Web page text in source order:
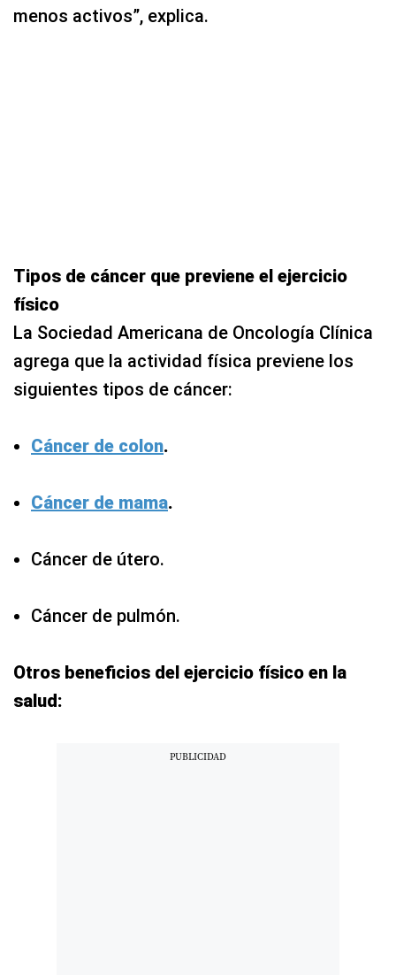
menos activos”, explica.
Tipos de cáncer que previene el ejercicio
físico
La Sociedad Americana de Oncología Clínica
agrega que la actividad física previene los
siguientes tipos de cáncer:
Cáncer de colon.
Cáncer de mama.
Cáncer de útero.
Cáncer de pulmón.
Otros beneficios del ejercicio físico en la
salud: